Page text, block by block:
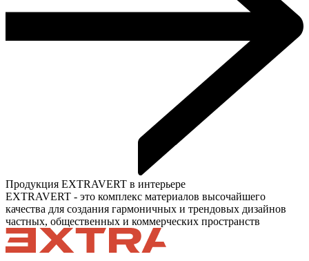
Продукция EXTRAVERT в интерьере
EXTRAVERT - это комплекс материалов высочайшего
качества для создания гармоничных и трендовых дизайнов
частных, общественных и коммерческих пространств